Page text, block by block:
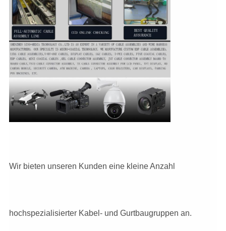
Wir bieten unseren Kunden eine kleine Anzahl
hochspezialisierter Kabel- und Gurtbaugruppen an.